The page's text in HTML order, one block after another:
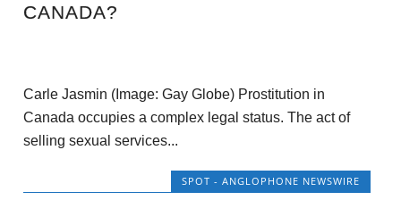
CANADA?
Carle Jasmin (Image: Gay Globe) Prostitution in
Canada occupies a complex legal status. The act of
selling sexual services...
SPOT - ANGLOPHONE NEWSWIRE